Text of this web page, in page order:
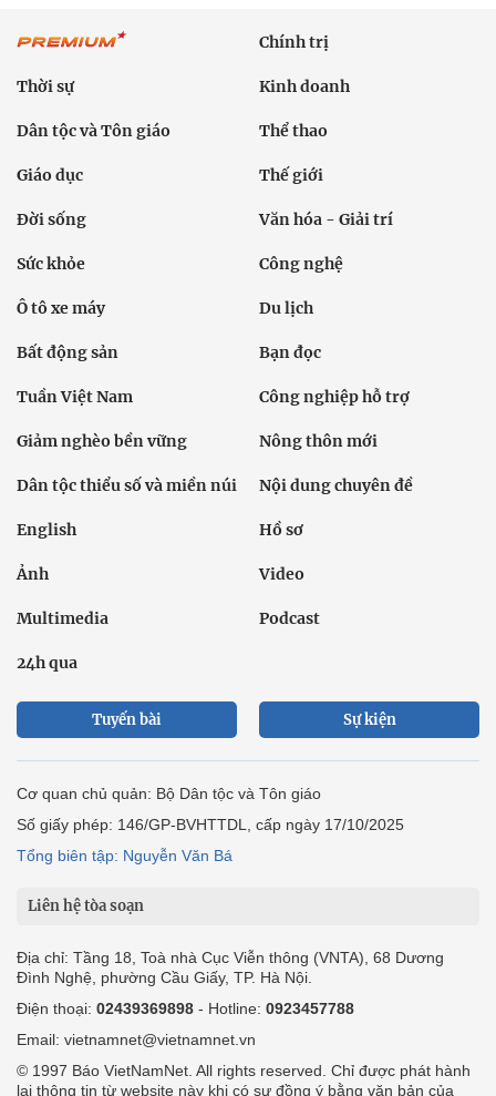
Chính trị
Thời sự Kinh doanh
Dân tộc và Tôn giáo Thể thao
Giáo dục Thế giới
Đời sống Văn hóa - Giải trí
Sức khỏe Công nghệ
Ô tô xe máy Du lịch
Bất động sản Bạn đọc
Tuần Việt Nam Công nghiệp hỗ trợ
Giảm nghèo bền vững Nông thôn mới
Dân tộc thiểu số và miền núi Nội dung chuyên đề
English Hồ sơ
Ảnh Video
Multimedia Podcast
24h qua
Tuyến bài Sự kiện
Cơ quan chủ quản: Bộ Dân tộc và Tôn giáo
Số giấy phép: 146/GP-BVHTTDL, cấp ngày 17/10/2025
Tổng biên tập: Nguyễn Văn Bá
Liên hệ tòa soạn
Địa chỉ: Tầng 18, Toà nhà Cục Viễn thông (VNTA), 68 Dương
Đình Nghệ, phường Cầu Giấy, TP. Hà Nội.
Điện thoại: 02439369898 - Hotline: 0923457788
Email: vietnamnet@vietnamnet.vn
© 1997 Báo VietNamNet. All rights reserved. Chỉ được phát hành
lại thông tin từ website này khi có sự đồng ý bằng văn bản của